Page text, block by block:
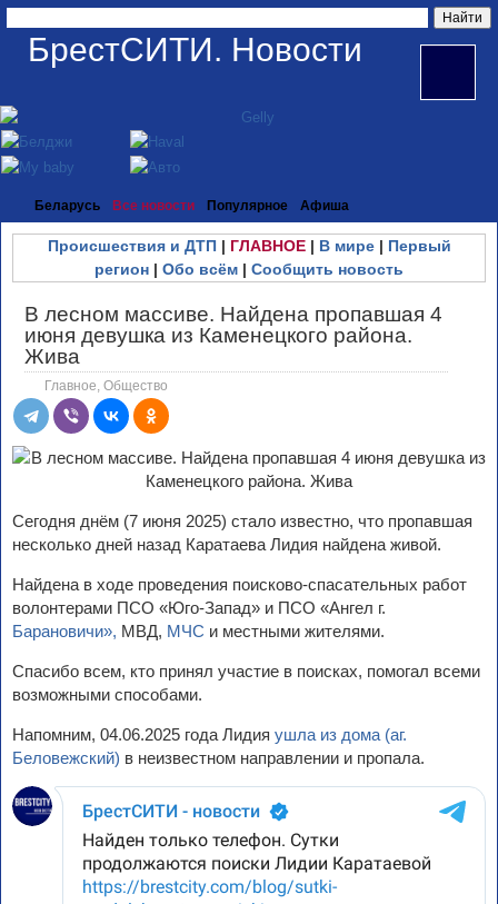
БрестСИТИ. Новости
Беларусь Все новости Популярное Афиша
Происшествия и ДТП| ГЛАВНОЕ| В мире| Первый
регион | Обо всём | Сообщить новость
В лесном массиве. Найдена пропавшая 4
июня девушка из Каменецкого района.
Жива
Главное Общество
Сегодня днём (7 июня 2025) стало известно, что пропавшая
несколько дней назад Каратаева Лидия найдена живой.
Найдена в ходе проведения поисково-спасательных работ
волонтерами ПСО «Юго-Запад» и ПСО «Ангел г.
Барановичи», МВД, МЧС и местными жителями.
Спасибо всем, кто принял участие в поисках, помогал всеми
возможными способами.
Напомним, 04.06.2025 года Лидия ушла из дома (аг.
Беловежский) в неизвестном направлении и пропала.